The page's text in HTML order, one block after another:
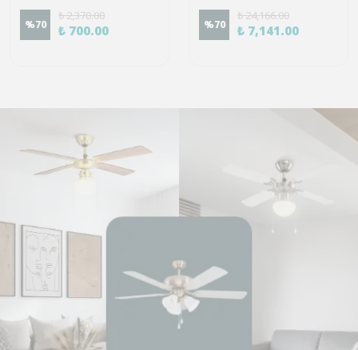
%70
₺ 2,370.00
₺ 700.00 %70
₺ 24,166.00
₺ 7,141.00